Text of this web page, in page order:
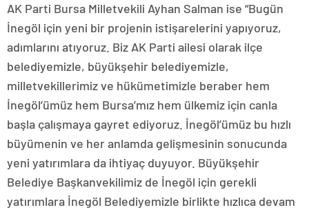
AK Parti Bursa Milletvekili Ayhan Salman ise “Bugün
İnegöl için yeni bir projenin istişarelerini yapıyoruz,
adımlarını atıyoruz. Biz AK Parti ailesi olarak ilçe
belediyemizle, büyükşehir belediyemizle,
milletvekillerimiz ve hükümetimizle beraber hem
İnegöl’ümüz hem Bursa’mız hem ülkemiz için canla
başla çalışmaya gayret ediyoruz. İnegöl’ümüz bu hızlı
büyümenin ve her anlamda gelişmesinin sonucunda
yeni yatırımlara da ihtiyaç duyuyor. Büyükşehir
Belediye Başkanvekilimiz de İnegöl için gerekli
yatırımlara İnegöl Belediyemizle birlikte hızlıca devam